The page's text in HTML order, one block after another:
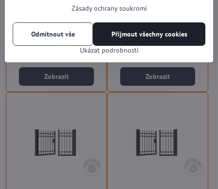
Economy SP04 HISTORY do
výšky 1,5m
Na dotaz (dle vytížení výroby)
Zobrazit
2,0m
Na dotaz (dle vytížení výroby)
Zobrazit
Zásady ochrany soukromí
Ukázat podrobnosti
Přijmout všechny cookies
Odmítnout vše